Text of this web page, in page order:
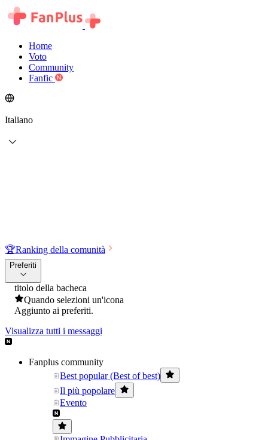
Home
Voto
Community
Fanfic
Italiano
🏆Ranking della comunità
Preferiti
titolo della bacheca
Quando selezioni un'icona
Aggiunto ai preferiti.
Visualizza tutti i messaggi
Fanplus community
Best popular (Best of best)
Il più popolare
Evento